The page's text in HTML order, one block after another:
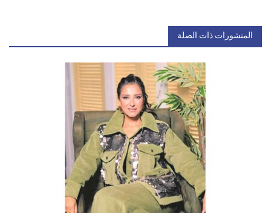
المنشورات ذات الصلة